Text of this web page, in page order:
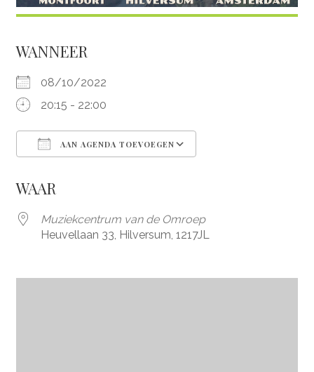
WANNEER
08/10/2022
20:15 - 22:00
AAN AGENDA TOEVOEGEN
WAAR
Muziekcentrum van de Omroep
Heuvellaan 33, Hilversum, 1217JL